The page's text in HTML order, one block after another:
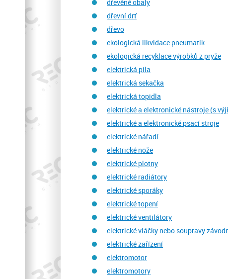
dřevěné obaly
dřevní drť
dřevo
ekologická likvidace pneumatik
ekologická recyklace výrobků z pryže
elektrická pila
elektrická sekačka
elektrická topidla
elektrické a elektronické nástroje (s
elektrické a elektronické psací stroje
elektrické nářadí
elektrické nože
elektrické plotny
elektrické radiátory
elektrické sporáky
elektrické topení
elektrické ventilátory
elektrické vláčky nebo soupravy
elektrické zařízení
elektromotor
elektromotory